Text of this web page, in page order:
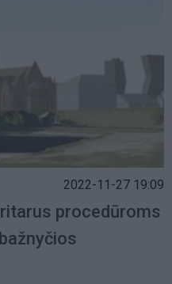
2022-11-27 19:09
procedūroms